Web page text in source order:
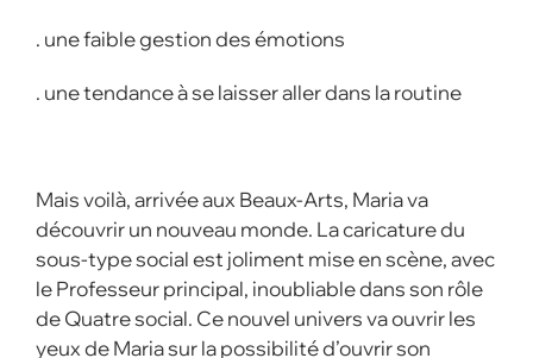
. une faible gestion des émotions
. une tendance à se laisser aller dans la routine
Mais voilà, arrivée aux Beaux-Arts, Maria va
découvrir un nouveau monde. La caricature du
sous-type social est joliment mise en scène, avec
le Professeur principal, inoubliable dans son rôle
de Quatre social. Ce nouvel univers va ouvrir les
yeux de Maria sur la possibilité d’ouvrir son